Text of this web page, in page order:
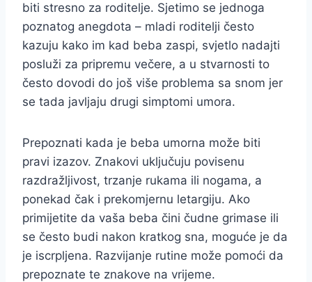
biti stresno za roditelje. Sjetimo se jednoga
poznatog anegdota – mladi roditelji često
kazuju kako im kad beba zaspi, svjetlo nadajti
posluži za pripremu večere, a u stvarnosti to
često dovodi do još više problema sa snom jer
se tada javljaju drugi simptomi umora.
Prepoznati kada je beba umorna može biti
pravi izazov. Znakovi uključuju povisenu
razdražljivost, trzanje rukama ili nogama, a
ponekad čak i prekomjernu letargiju. Ako
primijetite da vaša beba čini čudne grimase ili
se često budi nakon kratkog sna, moguće je da
je iscrpljena. Razvijanje rutine može pomoći da
prepoznate te znakove na vrijeme.